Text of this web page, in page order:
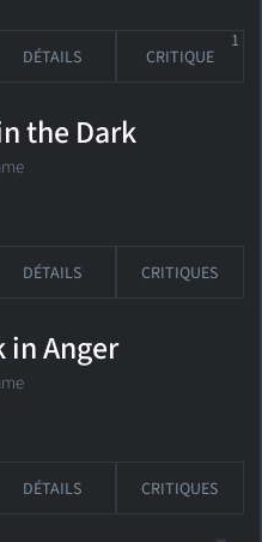
DÉTAILS CRITIQUE
1
the Dark
DÉTAILS CRITIQUES
in Anger
DÉTAILS CRITIQUES